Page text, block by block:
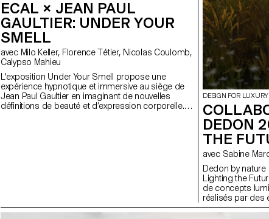
ECAL × JEAN PAUL
GAULTIER: UNDER YOUR
SMELL
avec Milo Keller, Florence Tétier, Nicolas Coulomb,
Calypso Mahieu
L'exposition Under Your Smell propose une
expérience hypnotique et immersive au siège de
Jean Paul Gaultier en imaginant de nouvelles
définitions de beauté et d’expression corporelle.
Pour cette nouvelle saison, le projet évolue autour
DESIGN FOR
DEDON
THE
avec Sabine
Dedon by nature
Lighting the
de concepts
réalisés par des
ECAL/Ecole